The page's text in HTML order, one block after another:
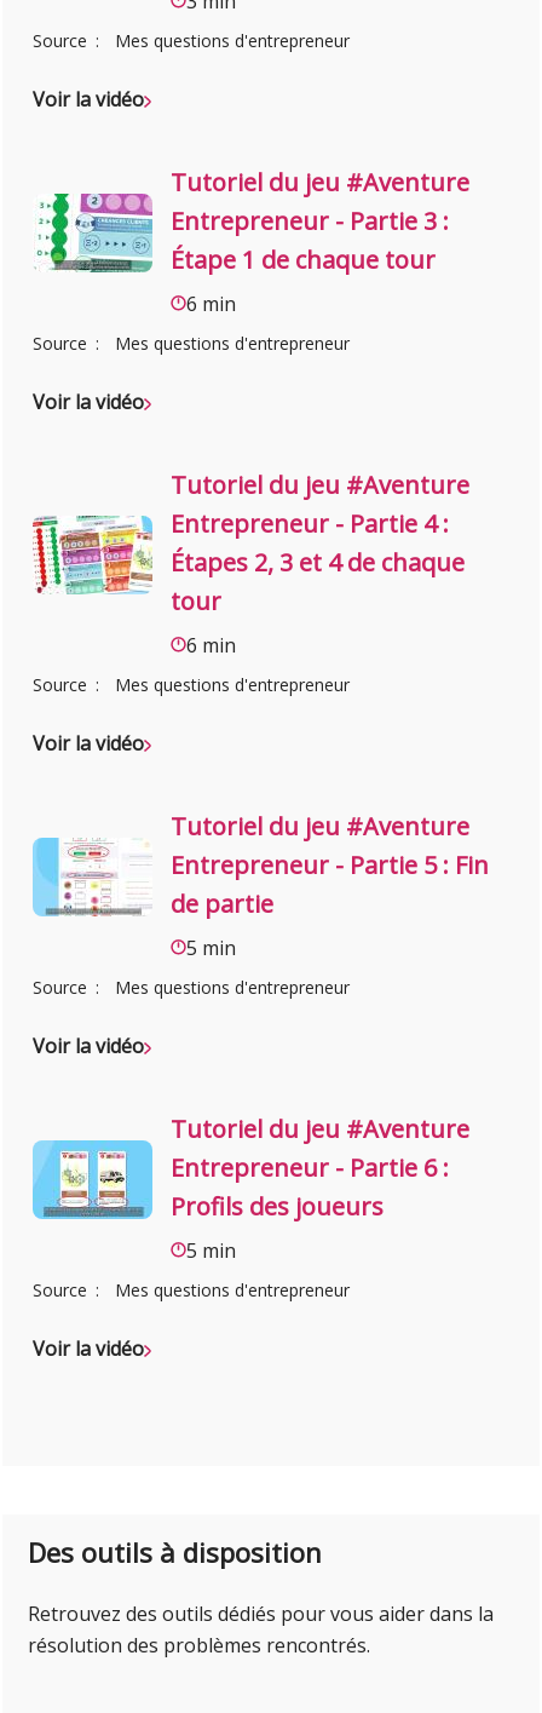
Source Mes questions d'entrepreneur
Voir la vidéo
Tutoriel du jeu #Aventure
Entrepreneur - Partie 3 :
Étape 1 de chaque tour
6 min
Source Mes questions d'entrepreneur
Voir la vidéo
Tutoriel du jeu #Aventure
Entrepreneur - Partie 4 :
Étapes 2, 3 et 4 de chaque
tour
6 min
Source Mes questions d'entrepreneur
Voir la vidéo
Tutoriel du jeu #Aventure
Entrepreneur - Partie 5 : Fin
de partie
5 min
Source Mes questions d'entrepreneur
Voir la vidéo
Tutoriel du jeu #Aventure
Entrepreneur - Partie 6 :
Profils des joueurs
5 min
Source Mes questions d'entrepreneur
Voir la vidéo
Des outils à disposition
Retrouvez des outils dédiés pour vous aider dans la
résolution des problèmes rencontrés.